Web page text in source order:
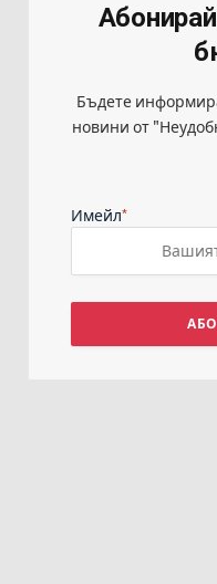
Бъдете
новини от
Имейл*